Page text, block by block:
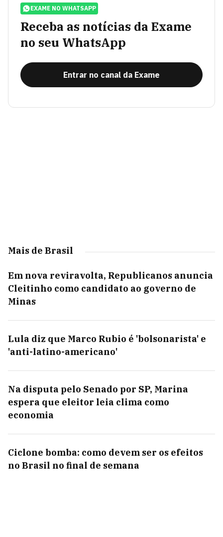
EXAME NO WHATSAPP
Receba as notícias da Exame
no seu WhatsApp
Entrar no canal da Exame
Mais de Brasil
Em nova reviravolta, Republicanos anuncia
Cleitinho como candidato ao governo de
Minas
Lula diz que Marco Rubio é 'bolsonarista' e
'anti-latino-americano'
Na disputa pelo Senado por SP, Marina
espera que eleitor leia clima como
economia
Ciclone bomba: como devem ser os efeitos
no Brasil no final de semana